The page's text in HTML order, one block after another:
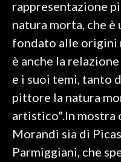
INFO AZIENDE
SPIAGGE
rappresentazione
natura morta, che
fondato alle origini
è anche la
e i suoi temi, tanto
pittore la natura
artistico".In mostra
Morandi sia di
Parmiggiani, che